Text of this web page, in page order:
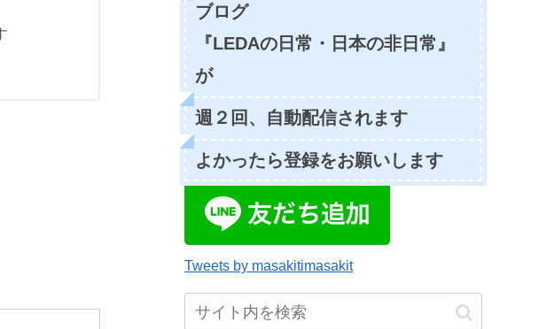
ブログ
『LEDAの日常・日本の非日常』
が
週２回、自動配信されます
よかったら登録をお願いします
Tweets by masakitimasakit